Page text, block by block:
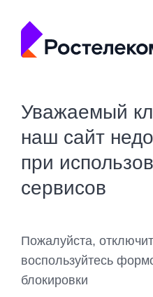
Уважаемый
наш сайт
при
сервисов
Пожалуйста,
воспользуйтесь
блокировки